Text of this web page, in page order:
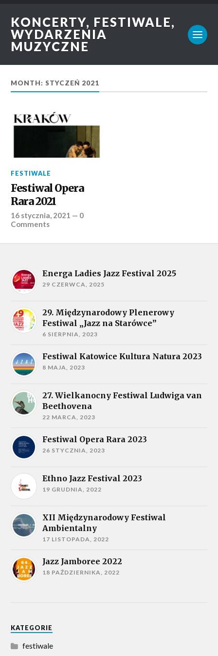
KONCERTY, FESTIWALE,
WYDARZENIA
MUZYCZNE
MONTH: STYCZEŃ 2021
FESTIWALE
Festiwal Opera
Rara 2021
16 stycznia, 2021 — 0
Comments
Energa Ladies Jazz Festival 2025
29 CZERWCA, 2025
29. Międzynarodowy Plenerowy
Festiwal „Jazz na Starówce”
6 SIERPNIA, 2023
Festiwal Katowice Kultura Natura 2023
8 MAJA, 2023
27. Wielkanocny Festiwal Ludwiga van
Beethovena
22 MARCA, 2023
Festiwal Opera Rara 2023
26 STYCZNIA, 2023
Ethno Jazz Festival 2023
19 GRUDNIA, 2022
XII Międzynarodowy Festiwal
Ambientalny
17 LISTOPADA, 2022
Jazz Jamboree 2022
18 PAŹDZIERNIKA, 2022
KATEGORIE
festiwale